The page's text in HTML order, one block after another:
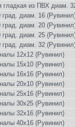
гладкая из ПВХ диам.
град. диам. 16
град. диам. 20
град. диам. 25
град. диам. 32
12х12 (Рувинил)
15х10 (Рувинил)
16х16 (Рувинил)
20х10 (Рувинил)
25х16 (Рувинил)
30х25 (Рувинил)
32х16 (Рувинил)
40х16 (Рувинил)